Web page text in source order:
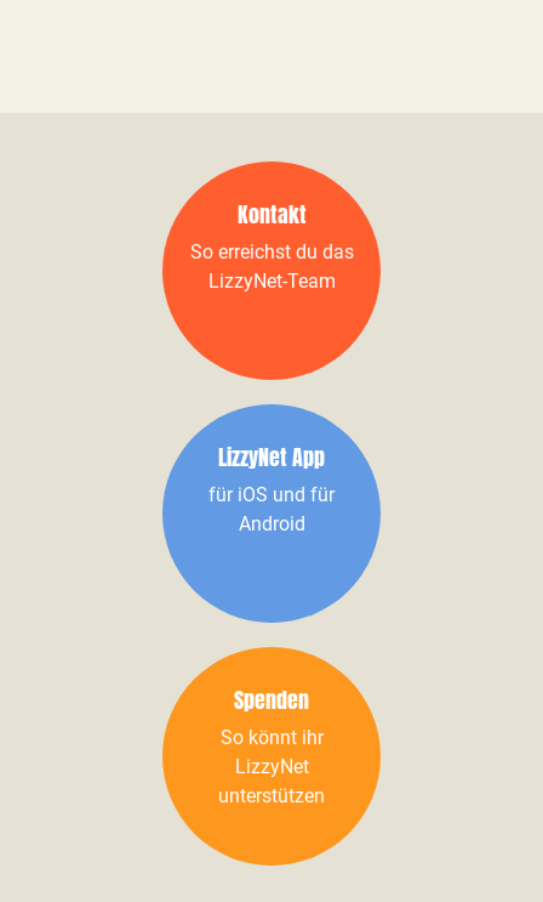
Kontakt
So erreichst du das
LizzyNet-Team
LizzyNet App
für iOS und für
Android
Spenden
So könnt ihr
LizzyNet
unterstützen